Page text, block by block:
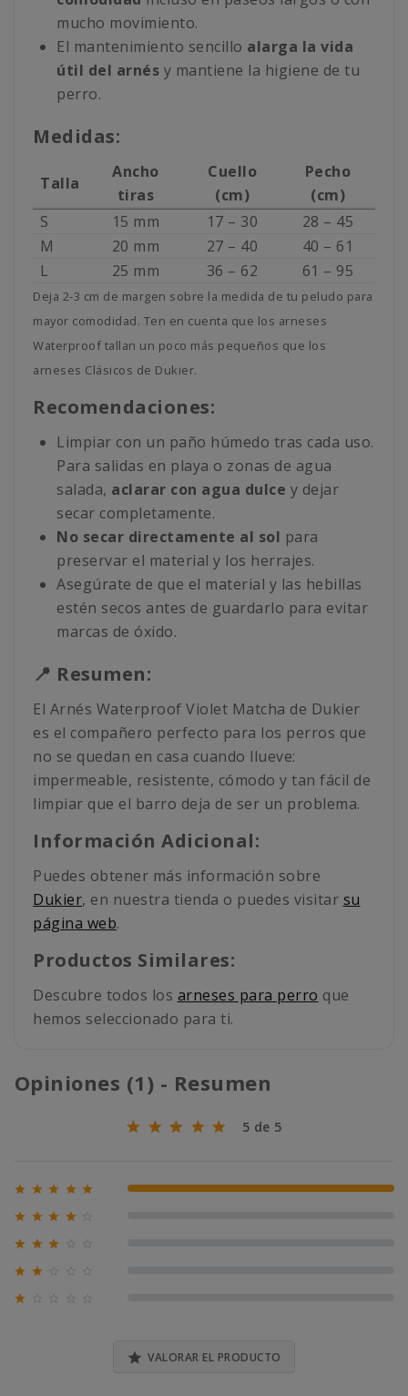
mucho movimiento.
El mantenimiento sencillo alarga la vida
útil del arnés y mantiene la higiene de tu
perro.
Medidas:
Talla
Ancho
tiras
Cuello
(cm)
Pecho
(cm)
S
15 mm 17 – 30
28 – 45
M
20 mm 27 – 40
40 – 61
L
25 mm 36 – 62 61 – 95
Deja 2-3 cm de margen sobre la medida de tu peludo para
mayor comodidad. Ten en cuenta que los arneses
Waterproof tallan un poco más pequeños que los
arneses Clásicos de Dukier.
Recomendaciones:
Limpiar con un paño húmedo tras cada uso.
Para salidas en playa o zonas de agua
salada, aclarar con agua dulce y dejar
secar completamente.
No secar directamente al sol para
preservar el material y los herrajes.
Asegúrate de que el material y las hebillas
estén secos antes de guardarlo para evitar
marcas de óxido.
📍 Resumen:
El Arnés Waterproof Violet Matcha de Dukier
es el compañero perfecto para los perros que
no se quedan en casa cuando llueve:
impermeable, resistente, cómodo y tan fácil de
limpiar que el barro deja de ser un problema.
Información Adicional:
Puedes obtener más información sobre
Dukier, en nuestra tienda o puedes visitar su
página web.
Productos Similares:
Descubre todos los arneses para perro que
hemos seleccionado para ti.
Opiniones (1) - Resumen
5 de 5
     100% (1)
   
  
 

 VALORAR EL PRODUCTO